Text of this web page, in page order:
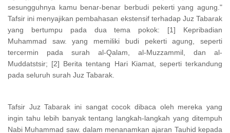
sesungguhnya kamu benar-benar berbudi pekerti yang agung."
Tafsir ini menyajikan pembahasan ekstensif terhadap Juz Tabarak
yang bertumpu pada dua tema pokok: [1] Kepribadian
Muhammad saw. yang memiliki budi pekerti agung, seperti
tercermin pada surah al-Qalam, al-Muzzammil, dan al-
Muddatstsir; [2] Berita tentang Hari Kiamat, seperti terkandung
pada seluruh surah Juz Tabarak.
Tafsir Juz Tabarak ini sangat cocok dibaca oleh mereka yang
ingin tahu lebih banyak tentang langkah-langkah yang ditempuh
Nabi Muhammad saw. dalam menanamkan ajaran Tauhid kepada